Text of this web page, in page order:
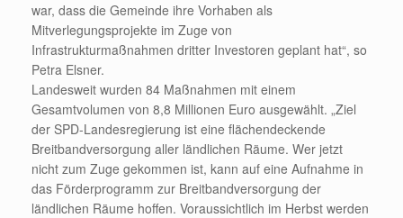
war, dass die Gemeinde ihre Vorhaben als
Mitverlegungsprojekte im Zuge von
Infrastrukturmaßnahmen dritter Investoren geplant hat“, so
Petra Elsner.
Landesweit wurden 84 Maßnahmen mit einem
Gesamtvolumen von 8,8 Millionen Euro ausgewählt. „Ziel
der SPD-Landesregierung ist eine flächendeckende
Breitbandversorgung aller ländlichen Räume. Wer jetzt
nicht zum Zuge gekommen ist, kann auf eine Aufnahme in
das Förderprogramm zur Breitbandversorgung der
ländlichen Räume hoffen. Voraussichtlich im Herbst werden